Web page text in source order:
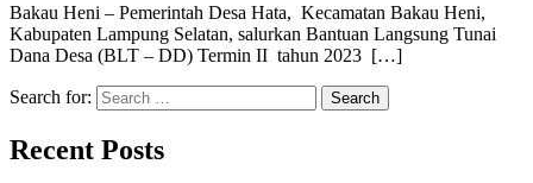
Bakau Heni – Pemerintah Desa Hata, Kecamatan Bakau Heni,
Kabupaten Lampung Selatan, salurkan Bantuan Langsung Tunai
Dana Desa (BLT – DD) Termin II tahun 2023 […]
Search for:
Recent Posts